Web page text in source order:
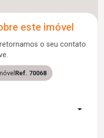
este imóvel
o seu contato
Ref. 70068